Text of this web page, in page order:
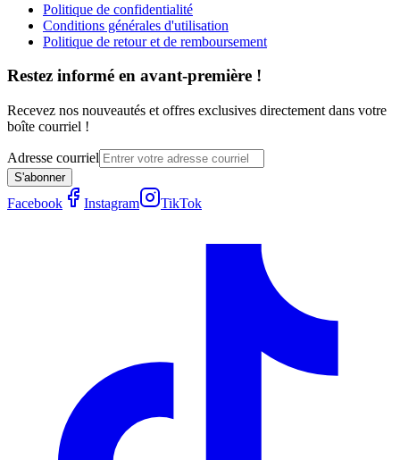
Politique de confidentialité
Conditions générales d'utilisation
Politique de retour et de remboursement
Restez informé en avant-première !
Recevez nos nouveautés et offres exclusives directement dans votre
boîte courriel !
Adresse courriel
S'abonner
Facebook Instagram TikTok